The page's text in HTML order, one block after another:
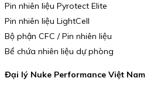
Pin nhiên liệu Pyrotect Elite
Pin nhiên liệu LightCell
Bộ phận CFC / Pin nhiên liệu
Bể chứa nhiên liệu dự phòng
Đại lý Nuke Performance Việt Nam